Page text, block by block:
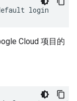
login
Cloud 项目的